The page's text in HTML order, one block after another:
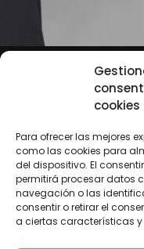
cookies
Para ofrecer las mejores
como las cookies para
del dispositivo. El
permitirá procesar datos
navegación o las
consentir o retirar el
a ciertas características y
«Financiado por la Unión
puntos de vista y las
autores y no reflejan
Europea. Ni la Unión